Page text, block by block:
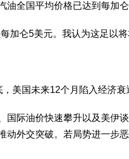
全国平均价格已达到每加仑
加仑5美元。我认为这足以
美国未来12个月陷入经济衰
国际油价快速攀升以及美伊
动外交突破。若局势进一步